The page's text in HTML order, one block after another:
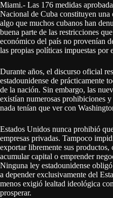
Miami.- Las 176 medidas
Nacional de Cuba constituyen
algo que muchos cubanos han
buena parte de las restricciones
económico del país no provenían
las propias políticas impuestas por
Durante años, el discurso oficial
estadounidense de prácticamente
de la nación. Sin embargo, las
existían numerosas prohibiciones
nada tenían que ver con
Estados Unidos nunca prohibió
empresas privadas. Tampoco
exportar libremente sus productos,
acumular capital o emprender
Ninguna ley estadounidense
a depender exclusivamente del
menos exigió lealtad ideológica
prosperar.